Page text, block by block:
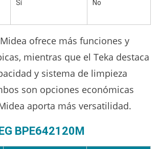
Sí No
ofrece más funciones y
mientras que el Teka destaca
y sistema de limpieza
son opciones económicas
aporta más versatilidad.
BPE642120M